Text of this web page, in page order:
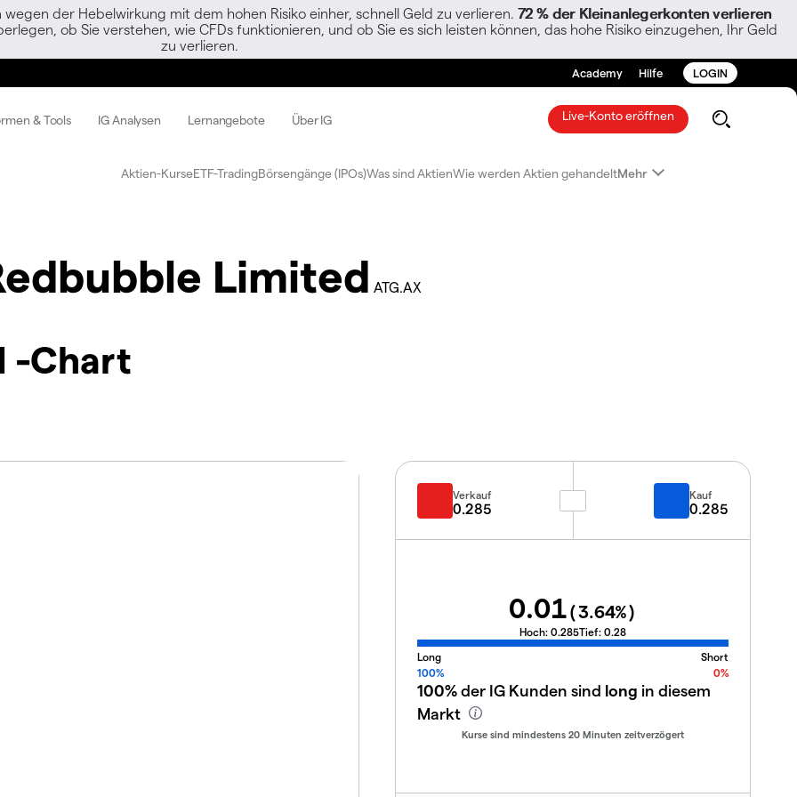
der Hebelwirkung mit dem hohen Risiko einher, schnell Geld zu verlieren. 72 % der Kleinanlegerkonten verlieren
ob Sie verstehen, wie CFDs funktionieren, und ob Sie es sich leisten können, das hohe Risiko einzugehen, Ihr Geld
zu verlieren.
Academy Hilfe LOGIN
& Tools IG Analysen Lernangebote Über IG Live-Konto eröffnen
Aktien-KurseETF-TradingBörsengänge (IPOs)Was sind AktienWie werden Aktien gehandeltMehr
Limited ATG.AX
-Chart
Verkauf
0.285
Kauf
0.285
0.01(3.64%)
Hoch: 0.285Tief: 0.28
Long
Short
100%
0%
100%der IG Kunden sind long in diesem
Markt
Kurse sind mindestens 20 Minuten zeitverzögert